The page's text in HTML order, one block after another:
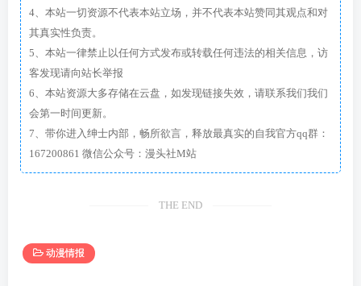
4、本站一切资源不代表本站立场，并不代表本站赞同其观点和对
其真实性负责。
5、本站一律禁止以任何方式发布或转载任何违法的相关信息，访
客发现请向站长举报
6、本站资源大多存储在云盘，如发现链接失效，请联系我们我们
会第一时间更新。
7、带你进入绅士内部，畅所欲言，释放最真实的自我官方qq群：
167200861 微信公众号：漫头社M站
THE END
动漫情报